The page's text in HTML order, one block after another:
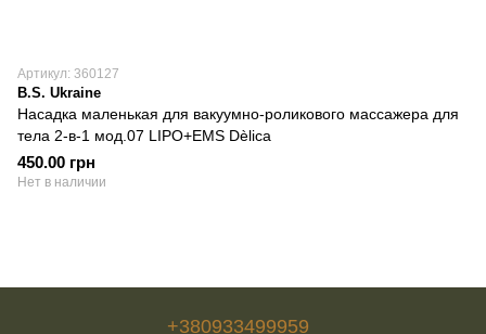
Артикул: 360127
B.S. Ukraine
Насадка маленькая для вакуумно-роликового массажера для
тела 2-в-1 мод.07 LIPO+EMS Dèlica
450.00 грн
Нет в наличии
+380933499959